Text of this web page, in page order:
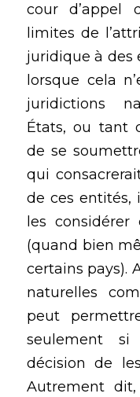
cour d’appel
limites de
juridique à des
lorsque cela
juridictions
États, ou tant
de se
qui
de ces entités,
les
(quand bien
certains pays).
naturelles
peut
seulement
décision de
Autrement